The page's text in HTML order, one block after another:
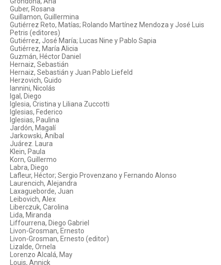
Guber, Rosana
Guillamon, Guillermina
Gutiérrez Reto, Matías; Rolando Martínez Mendoza y José Luis
Petris (editores)
Gutiérrez, José María; Lucas Nine y Pablo Sapia
Gutiérrez, María Alicia
Guzmán, Héctor Daniel
Hernaiz, Sebastián
Hernaiz, Sebastián y Juan Pablo Liefeld
Herzovich, Guido
Iannini, Nicolás
Igal, Diego
Iglesia, Cristina y Liliana Zuccotti
Iglesias, Federico
Iglesias, Paulina
Jardón, Magalí
Jarkowski, Aníbal
Juárez. Laura
Klein, Paula
Korn, Guillermo
Labra, Diego
Lafleur, Héctor; Sergio Provenzano y Fernando Alonso
Laurencich, Alejandra
Laxagueborde, Juan
Leibovich, Alex
Liberczuk, Carolina
Lida, Miranda
Liffourrena, Diego Gabriel
Livon-Grosman, Ernesto
Livon-Grosman, Ernesto (editor)
Lizalde, Ornela
Lorenzo Alcalá, May
Louis, Annick